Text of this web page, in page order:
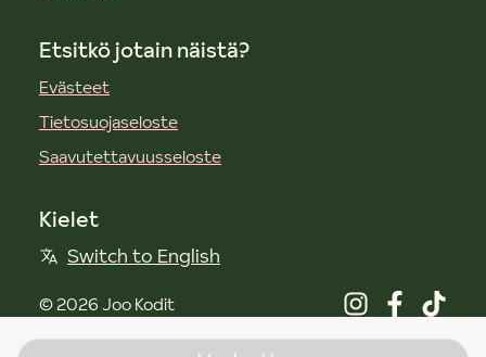
Etsitkö jotain näistä?
Evästeet
Tietosuojaseloste
Saavutettavuusseloste
Kielet
Switch to English
©2026Joo Kodit